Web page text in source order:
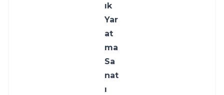
ık
Yar
at
ma
Sa
nat
ı